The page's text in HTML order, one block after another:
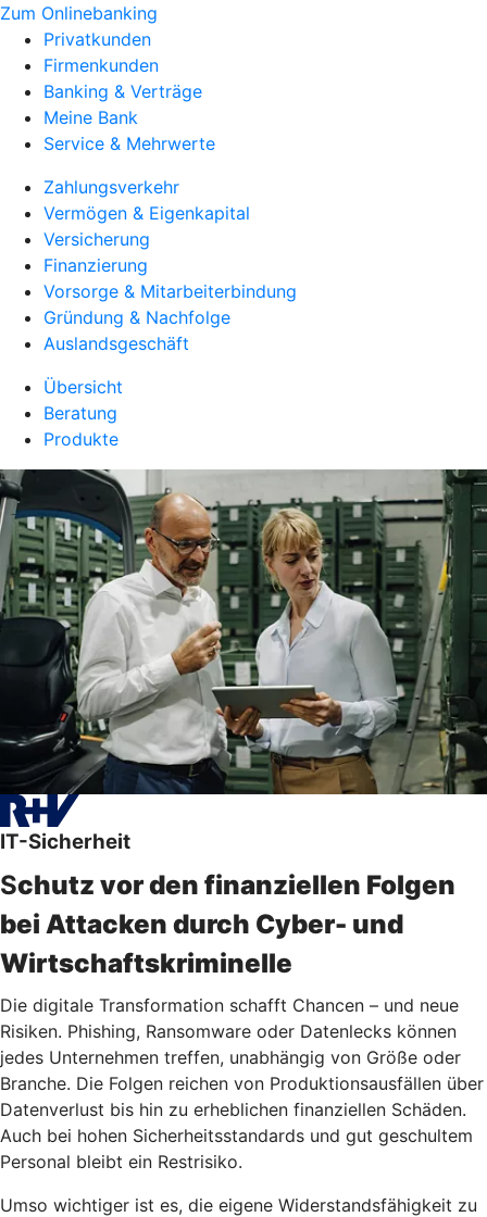
Zum Onlinebanking
Privatkunden
Firmenkunden
Banking & Verträge
Meine Bank
Service & Mehrwerte
Zahlungsverkehr
Vermögen & Eigenkapital
Versicherung
Finanzierung
Vorsorge & Mitarbeiterbindung
Gründung & Nachfolge
Auslandsgeschäft
Übersicht
Beratung
Produkte
IT-Sicherheit
Schutz vor den finanziellen Folgen
bei Attacken durch Cyber- und
Wirtschaftskriminelle
Die digitale Transformation schafft Chancen – und neue
Risiken. Phishing, Ransomware oder Datenlecks können
jedes Unternehmen treffen, unabhängig von Größe oder
Branche. Die Folgen reichen von Produktionsausfällen über
Datenverlust bis hin zu erheblichen finanziellen Schäden.
Auch bei hohen Sicherheitsstandards und gut geschultem
Personal bleibt ein Restrisiko.
Umso wichtiger ist es, die eigene Widerstandsfähigkeit zu